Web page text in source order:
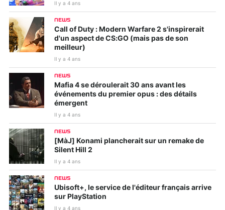
Il y a 4 ans
NEWS
Call of Duty : Modern Warfare 2 s'inspirerait
d'un aspect de CS:GO (mais pas de son
meilleur)
Il y a 4 ans
NEWS
Mafia 4 se déroulerait 30 ans avant les
événements du premier opus : des détails
émergent
Il y a 4 ans
NEWS
[MàJ] Konami plancherait sur un remake de
Silent Hill 2
Il y a 4 ans
NEWS
Ubisoft+, le service de l'éditeur français arrive
sur PlayStation
Il y a 4 ans